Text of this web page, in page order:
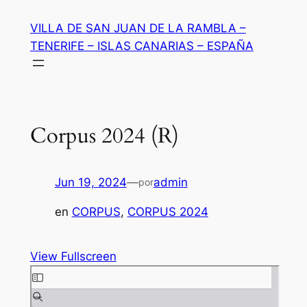
contenido
VILLA DE SAN JUAN DE LA RAMBLA –
TENERIFE – ISLAS CANARIAS – ESPAÑA
Corpus 2024 (R)
Jun 19, 2024—poradmin
en CORPUS, CORPUS 2024
View Fullscreen
Saltar
al